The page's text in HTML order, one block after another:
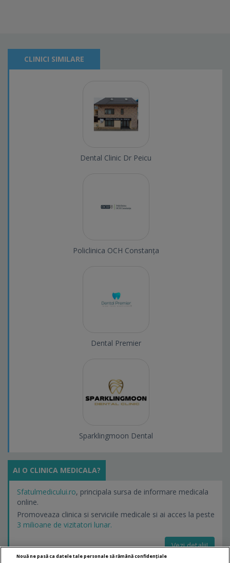
CLINICI SIMILARE
Dental Clinic Dr Peicu
Policlinica OCH Constanța
Dental Premier
Sparklingmoon Dental
AI O CLINICA MEDICALA?
Sfatulmedicului.ro, principala sursa de informare medicala
online.
Promoveaza clinica si serviciile medicale si ai acces la peste
3 milioane de vizitatori lunar.
Vezi detalii!
Nouă ne pasă ca datele tale personale să rămână confidențiale